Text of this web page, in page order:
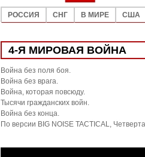
РОССИЯ СНГ В МИРЕ США
4-Я МИРОВАЯ ВОЙНА
Война без поля боя.
Война без врага.
Война, которая повсюду.
Тысячи гражданских войн.
Война без конца.
По версии BIG NOISE TACTICAL,